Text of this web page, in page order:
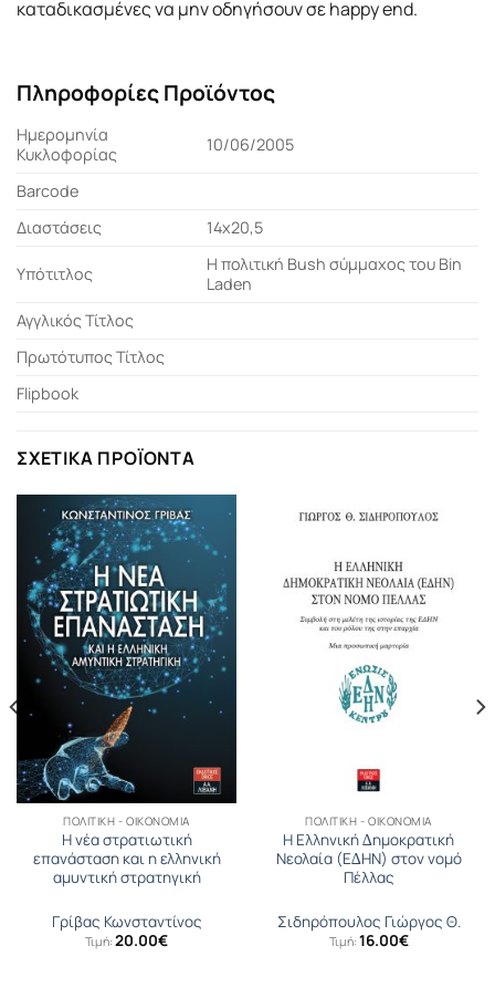
καταδικασμένες να μην οδηγήσουν σε happy end.
Πληροφορίες Προϊόντος
Ημερομηνία
Κυκλοφορίας
10/06/2005
Barcode
Διαστάσεις
14x20,5
Υπότιτλος
Η πολιτική Bush σύμμαχος του Bin
Laden
Αγγλικός Τίτλος
Πρωτότυπος Τίτλος
Flipbook
ΣΧΕΤΙΚΆ ΠΡΟΪΌΝΤΑ
ΠΟΛΙΤΙΚΉ - ΟΙΚΟΝΟΜΊΑ
Η νέα στρατιωτική
επανάσταση και η ελληνική
αμυντική στρατηγική
Γρίβας Κωνσταντίνος
Τιμή: 20.00€
ΠΟΛΙΤΙΚΉ - ΟΙΚΟΝΟΜΊΑ
Η Ελληνική ∆ηµοκρατική
Νεολαία (Ε∆ΗΝ) στον νομό
Πέλλας
Σιδηρόπουλος Γιώργος Θ.
Τιμή: 16.00€